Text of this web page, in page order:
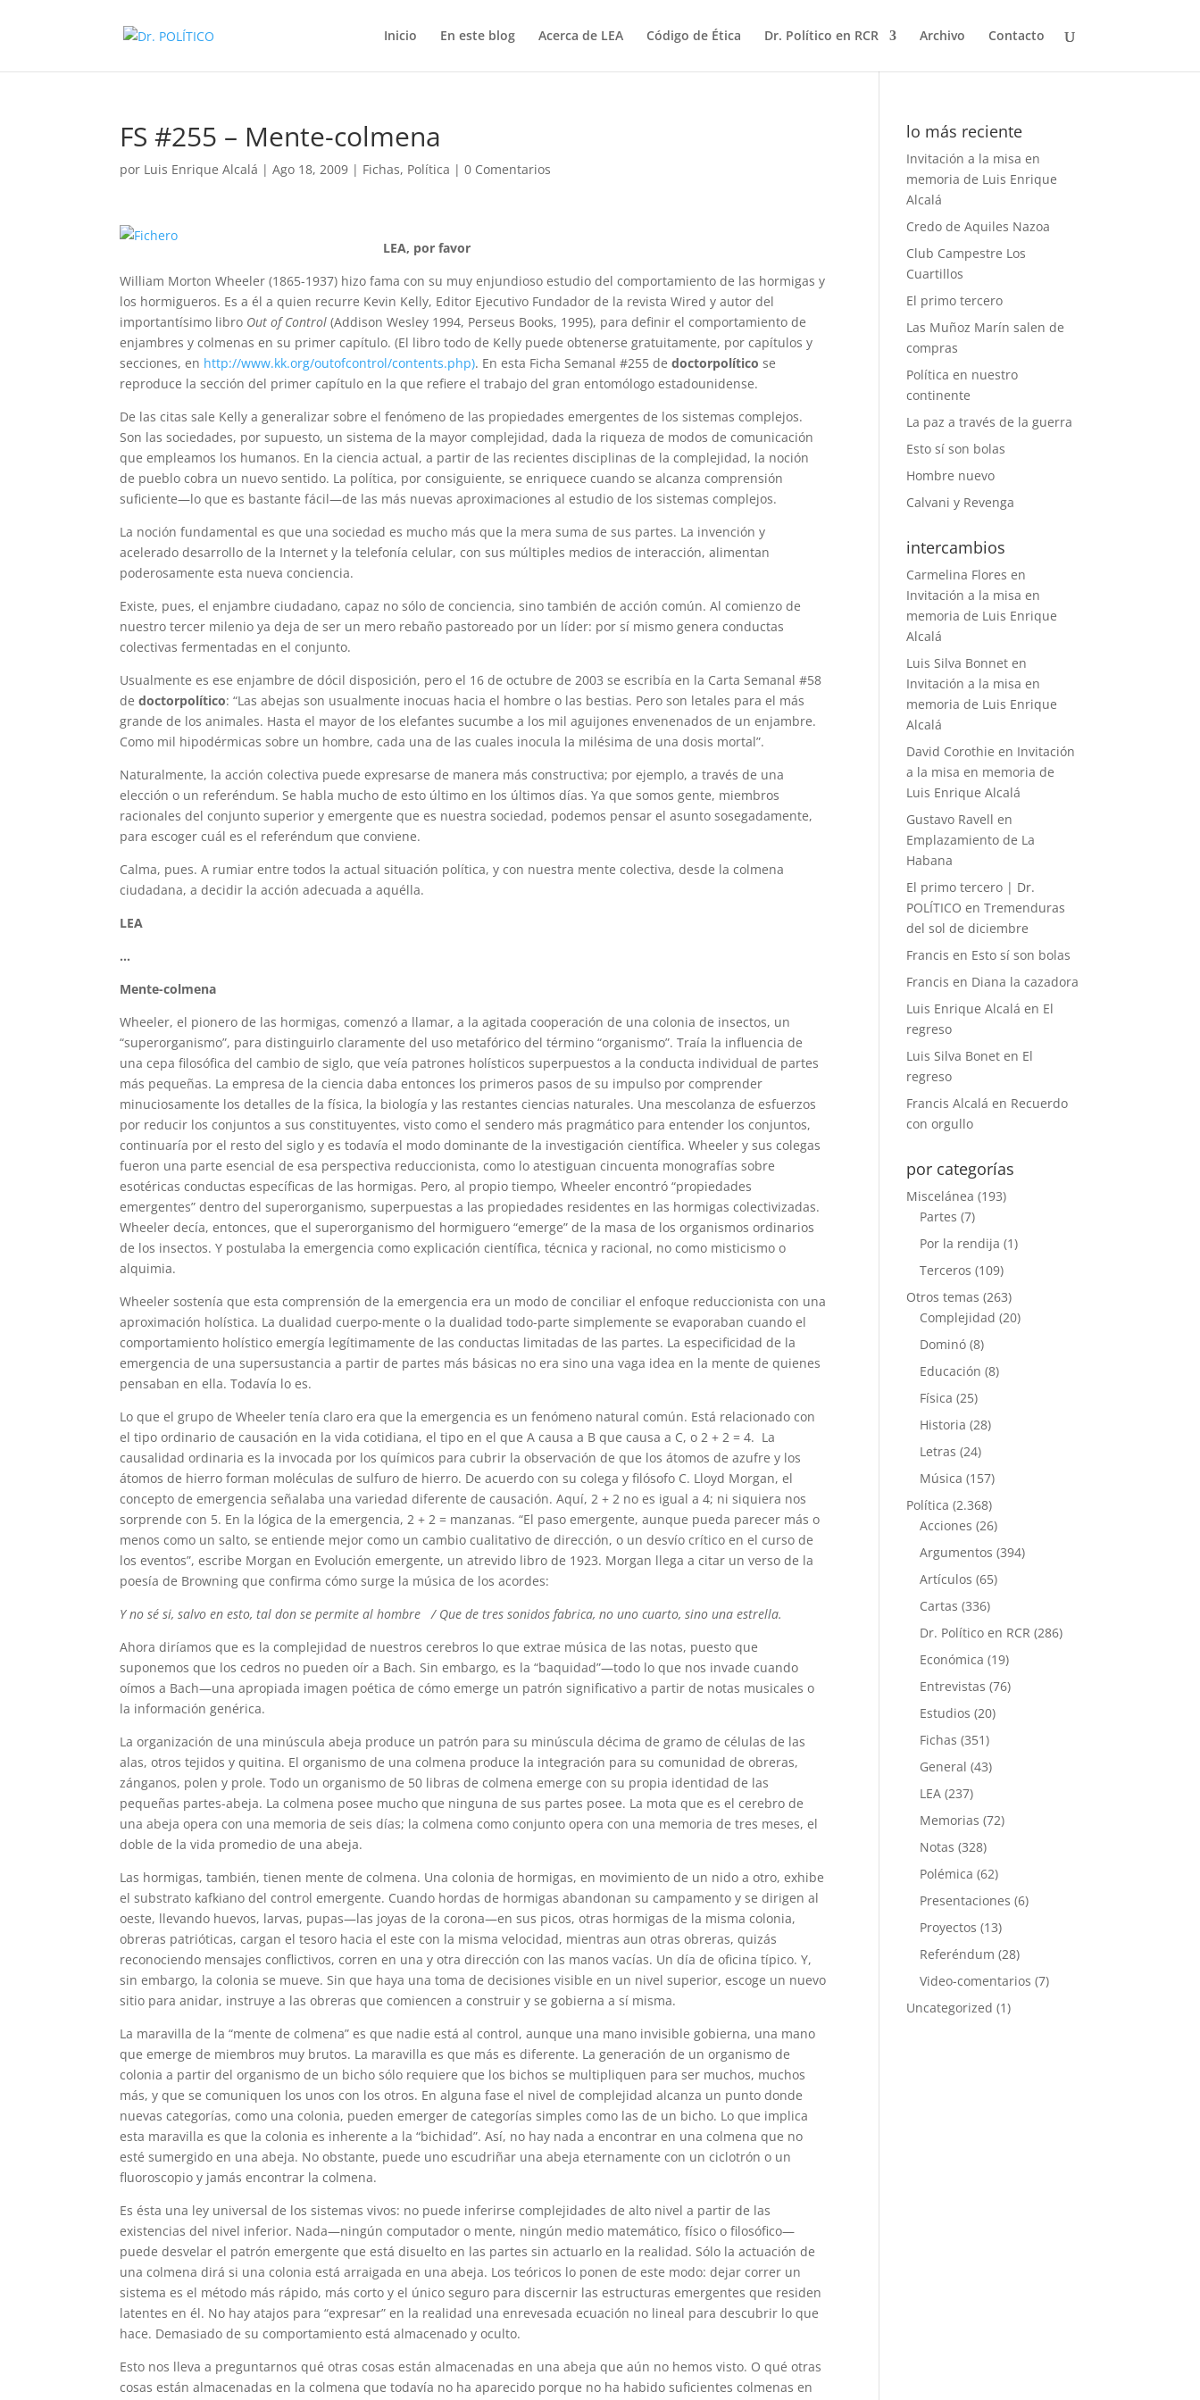
Inicio En este blog Acerca de LEA Código de Ética Dr. Político en RCR Archivo Contacto
FS #255 – Mente-colmena
por Luis Enrique Alcalá |Ago 18, 2009 | Fichas, Política |0 Comentarios
LEA, por favor
William Morton Wheeler (1865-1937) hizo fama con su muy enjundioso estudio del comportamiento de las hormigas y
los hormigueros. Es a él a quien recurre Kevin Kelly, Editor Ejecutivo Fundador de la revista Wired y autor del
importantísimo libro Out of Control (Addison Wesley 1994, Perseus Books, 1995), para definir el comportamiento de
enjambres y colmenas en su primer capítulo. (El libro todo de Kelly puede obtenerse gratuitamente, por capítulos y
secciones, en http://www.kk.org/outofcontrol/contents.php). En esta Ficha Semanal #255 dedoctorpolítico se
reproduce la sección del primer capítulo en la que refiere el trabajo del gran entomólogo estadounidense.
De las citas sale Kelly a generalizar sobre el fenómeno de las propiedades emergentes de los sistemas complejos.
Son las sociedades, por supuesto, un sistema de la mayor complejidad, dada la riqueza de modos de comunicación
que empleamos los humanos. En la ciencia actual, a partir de las recientes disciplinas de la complejidad, la noción
de pueblo cobra un nuevo sentido. La política, por consiguiente, se enriquece cuando se alcanza comprensión
suficiente—lo que es bastante fácil—de las más nuevas aproximaciones al estudio de los sistemas complejos.
La noción fundamental es que una sociedad es mucho más que la mera suma de sus partes. La invención y
acelerado desarrollo de la Internet y la telefonía celular, con sus múltiples medios de interacción, alimentan
poderosamente esta nueva conciencia.
Existe, pues, el enjambre ciudadano, capaz no sólo de conciencia, sino también de acción común. Al comienzo de
nuestro tercer milenio ya deja de ser un mero rebaño pastoreado por un líder: por sí mismo genera conductas
colectivas fermentadas en el conjunto.
Usualmente es ese enjambre de dócil disposición, pero el 16 de octubre de 2003 se escribía en la Carta Semanal #58
dedoctorpolítico: “Las abejas son usualmente inocuas hacia el hombre o las bestias. Pero son letales para el más
grande de los animales. Hasta el mayor de los elefantes sucumbe a los mil aguijones envenenados de un enjambre.
Como mil hipodérmicas sobre un hombre, cada una de las cuales inocula la milésima de una dosis mortal”.
Naturalmente, la acción colectiva puede expresarse de manera más constructiva; por ejemplo, a través de una
elección o un referéndum. Se habla mucho de esto último en los últimos días. Ya que somos gente, miembros
racionales del conjunto superior y emergente que es nuestra sociedad, podemos pensar el asunto sosegadamente,
para escoger cuál es el referéndum que conviene.
Calma, pues. A rumiar entre todos la actual situación política, y con nuestra mente colectiva, desde la colmena
ciudadana, a decidir la acción adecuada a aquélla.
LEA
…
Mente-colmena
Wheeler, el pionero de las hormigas, comenzó a llamar, a la agitada cooperación de una colonia de insectos, un
“superorganismo”, para distinguirlo claramente del uso metafórico del término “organismo”. Traía la influencia de
una cepa filosófica del cambio de siglo, que veía patrones holísticos superpuestos a la conducta individual de partes
más pequeñas. La empresa de la ciencia daba entonces los primeros pasos de su impulso por comprender
minuciosamente los detalles de la física, la biología y las restantes ciencias naturales. Una mescolanza de esfuerzos
por reducir los conjuntos a sus constituyentes, visto como el sendero más pragmático para entender los conjuntos,
continuaría por el resto del siglo y es todavía el modo dominante de la investigación científica. Wheeler y sus colegas
fueron una parte esencial de esa perspectiva reduccionista, como lo atestiguan cincuenta monografías sobre
esotéricas conductas específicas de las hormigas. Pero, al propio tiempo, Wheeler encontró “propiedades
emergentes” dentro del superorganismo, superpuestas a las propiedades residentes en las hormigas colectivizadas.
Wheeler decía, entonces, que el superorganismo del hormiguero “emerge” de la masa de los organismos ordinarios
de los insectos. Y postulaba la emergencia como explicación científica, técnica y racional, no como misticismo o
alquimia.
Wheeler sostenía que esta comprensión de la emergencia era un modo de conciliar el enfoque reduccionista con una
aproximación holística. La dualidad cuerpo-mente o la dualidad todo-parte simplemente se evaporaban cuando el
comportamiento holístico emergía legítimamente de las conductas limitadas de las partes. La especificidad de la
emergencia de una supersustancia a partir de partes más básicas no era sino una vaga idea en la mente de quienes
pensaban en ella. Todavía lo es.
Lo que el grupo de Wheeler tenía claro era que la emergencia es un fenómeno natural común. Está relacionado con
el tipo ordinario de causación en la vida cotidiana, el tipo en el que A causa a B que causa a C, o 2 + 2 = 4. La
causalidad ordinaria es la invocada por los químicos para cubrir la observación de que los átomos de azufre y los
átomos de hierro forman moléculas de sulfuro de hierro. De acuerdo con su colega y filósofo C. Lloyd Morgan, el
concepto de emergencia señalaba una variedad diferente de causación. Aquí, 2 + 2 no es igual a 4; ni siquiera nos
sorprende con 5. En la lógica de la emergencia, 2 + 2 = manzanas. “El paso emergente, aunque pueda parecer más o
menos como un salto, se entiende mejor como un cambio cualitativo de dirección, o un desvío crítico en el curso de
los eventos”, escribe Morgan en Evolución emergente, un atrevido libro de 1923. Morgan llega a citar un verso de la
poesía de Browning que confirma cómo surge la música de los acordes:
Y no sé si, salvo en esto, tal don se permite al hombre / Que de tres sonidos fabrica, no uno cuarto, sino una estrella.
Ahora diríamos que es la complejidad de nuestros cerebros lo que extrae música de las notas, puesto que
suponemos que los cedros no pueden oír a Bach. Sin embargo, es la “baquidad”—todo lo que nos invade cuando
oímos a Bach—una apropiada imagen poética de cómo emerge un patrón significativo a partir de notas musicales o
la información genérica.
La organización de una minúscula abeja produce un patrón para su minúscula décima de gramo de células de las
alas, otros tejidos y quitina. El organismo de una colmena produce la integración para su comunidad de obreras,
zánganos, polen y prole. Todo un organismo de 50 libras de colmena emerge con su propia identidad de las
pequeñas partes-abeja. La colmena posee mucho que ninguna de sus partes posee. La mota que es el cerebro de
una abeja opera con una memoria de seis días; la colmena como conjunto opera con una memoria de tres meses, el
doble de la vida promedio de una abeja.
Las hormigas, también, tienen mente de colmena. Una colonia de hormigas, en movimiento de un nido a otro, exhibe
el substrato kafkiano del control emergente. Cuando hordas de hormigas abandonan su campamento y se dirigen al
oeste, llevando huevos, larvas, pupas—las joyas de la corona—en sus picos, otras hormigas de la misma colonia,
obreras patrióticas, cargan el tesoro hacia el este con la misma velocidad, mientras aun otras obreras, quizás
reconociendo mensajes conflictivos, corren en una y otra dirección con las manos vacías. Un día de oficina típico. Y,
sin embargo, la colonia se mueve. Sin que haya una toma de decisiones visible en un nivel superior, escoge un nuevo
sitio para anidar, instruye a las obreras que comiencen a construir y se gobierna a sí misma.
La maravilla de la “mente de colmena” es que nadie está al control, aunque una mano invisible gobierna, una mano
que emerge de miembros muy brutos. La maravilla es que más es diferente. La generación de un organismo de
colonia a partir del organismo de un bicho sólo requiere que los bichos se multipliquen para ser muchos, muchos
más, y que se comuniquen los unos con los otros. En alguna fase el nivel de complejidad alcanza un punto donde
nuevas categorías, como una colonia, pueden emerger de categorías simples como las de un bicho. Lo que implica
esta maravilla es que la colonia es inherente a la “bichidad”. Así, no hay nada a encontrar en una colmena que no
esté sumergido en una abeja. No obstante, puede uno escudriñar una abeja eternamente con un ciclotrón o un
fluoroscopio y jamás encontrar la colmena.
Es ésta una ley universal de los sistemas vivos: no puede inferirse complejidades de alto nivel a partir de las
existencias del nivel inferior. Nada—ningún computador o mente, ningún medio matemático, físico o filosófico—
puede desvelar el patrón emergente que está disuelto en las partes sin actuarlo en la realidad. Sólo la actuación de
una colmena dirá si una colonia está arraigada en una abeja. Los teóricos lo ponen de este modo: dejar correr un
sistema es el método más rápido, más corto y el único seguro para discernir las estructuras emergentes que residen
latentes en él. No hay atajos para “expresar” en la realidad una enrevesada ecuación no lineal para descubrir lo que
hace. Demasiado de su comportamiento está almacenado y oculto.
Esto nos lleva a preguntarnos qué otras cosas están almacenadas en una abeja que aún no hemos visto. O qué otras
cosas están almacenadas en la colmena que todavía no ha aparecido porque no ha habido suficientes colmenas en
lo más reciente
Invitación a la misa en
memoria de Luis Enrique
Alcalá
Credo de Aquiles Nazoa
Club Campestre Los
Cuartillos
El primo tercero
Las Muñoz Marín salen de
compras
Política en nuestro
continente
La paz a través de la guerra
Esto sí son bolas
Hombre nuevo
Calvani y Revenga
intercambios
Carmelina Flores en
Invitación a la misa en
memoria de Luis Enrique
Alcalá
Luis Silva Bonnet en
Invitación a la misa en
memoria de Luis Enrique
Alcalá
David Corothie en Invitación
a la misa en memoria de
Luis Enrique Alcalá
Gustavo Ravell en
Emplazamiento de La
Habana
El primo tercero | Dr.
POLÍTICO enTremenduras
del sol de diciembre
Francis en Esto sí son bolas
Francis en Diana la cazadora
Luis Enrique Alcalá en El
regreso
Luis Silva Bonet en El
regreso
Francis Alcalá en Recuerdo
con orgullo
por categorías
Miscelánea (193)
Partes (7)
Por la rendija (1)
Terceros (109)
Otros temas (263)
Complejidad (20)
Dominó (8)
Educación (8)
Física (25)
Historia (28)
Letras (24)
Música (157)
Política (2.368)
Acciones (26)
Argumentos (394)
Artículos (65)
Cartas (336)
Dr. Político en RCR (286)
Económica (19)
Entrevistas (76)
Estudios (20)
Fichas (351)
General (43)
LEA (237)
Memorias (72)
Notas (328)
Polémica (62)
Presentaciones (6)
Proyectos (13)
Referéndum (28)
Video-comentarios (7)
Uncategorized (1)